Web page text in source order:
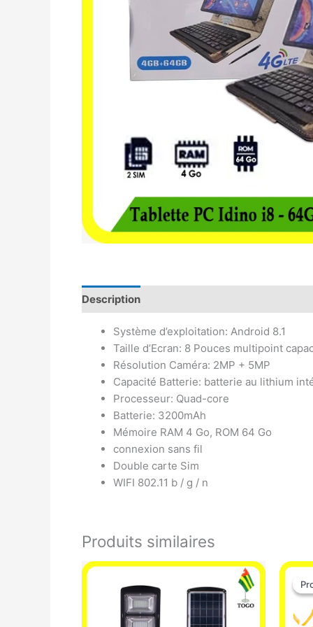
Description
Système d’exploitation: Android 8.1
Taille d’Ecran: 8 Pouces multipoint
Résolution Caméra: 2MP + 5MP
Capacité Batterie: batterie au lithium
Processeur: Quad-core
Batterie: 3200mAh
Mémoire RAM 4 Go, ROM 64 Go
connexion sans fil
Double carte Sim
WIFI 802.11 b / g / n
Produits similaires